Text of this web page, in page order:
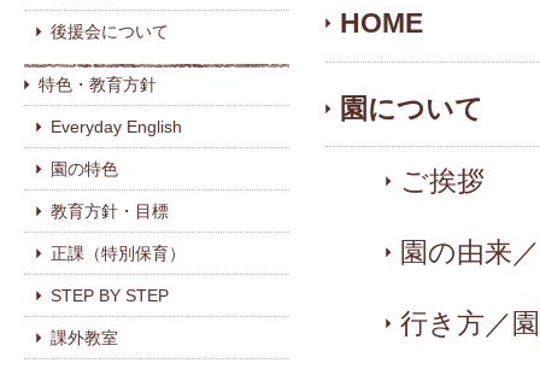
後援会について
特色・教育方針
Everyday English
園の特色
教育方針・目標
正課（特別保育）
STEP BY STEP
課外教室
HOME
園について
ご挨拶
園の由来
行き方／